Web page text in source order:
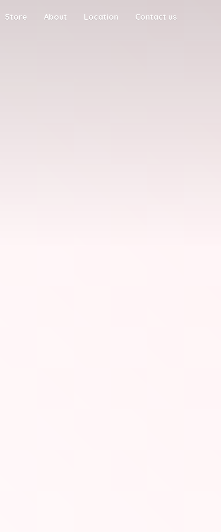
Store About Location Contact us